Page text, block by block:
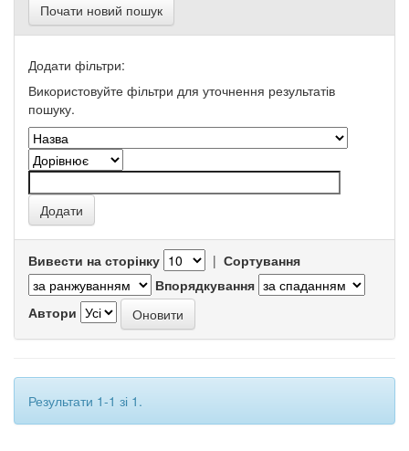
Почати новий пошук
Додати фільтри:
Використовуйте фільтри для уточнення результатів
пошуку.
Вивести на сторінку | Сортування
Впорядкування
Автори
Результати 1-1 зі 1.